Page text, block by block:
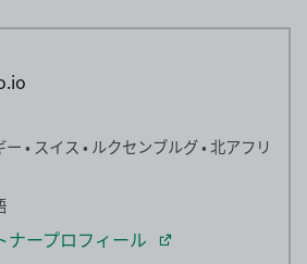
• スイス • ルクセンブルグ • 北アフリ
ープロフィール